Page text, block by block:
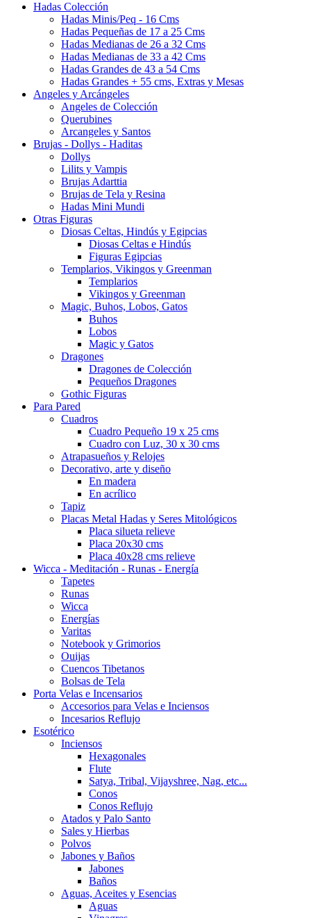
Hadas Colección
Hadas Minis/Peq - 16 Cms
Hadas Pequeñas de 17 a 25 Cms
Hadas Medianas de 26 a 32 Cms
Hadas Medianas de 33 a 42 Cms
Hadas Grandes de 43 a 54 Cms
Hadas Grandes + 55 cms, Extras y Mesas
Angeles y Arcángeles
Angeles de Colección
Querubines
Arcangeles y Santos
Brujas - Dollys - Haditas
Dollys
Lilits y Vampis
Brujas Adarttia
Brujas de Tela y Resina
Hadas Mini Mundi
Otras Figuras
Diosas Celtas, Hindús y Egipcias
Diosas Celtas e Hindús
Figuras Egipcias
Templarios, Vikingos y Greenman
Templarios
Vikingos y Greenman
Magic, Buhos, Lobos, Gatos
Buhos
Lobos
Magic y Gatos
Dragones
Dragones de Colección
Pequeños Dragones
Gothic Figuras
Para Pared
Cuadros
Cuadro Pequeño 19 x 25 cms
Cuadro con Luz, 30 x 30 cms
Atrapasueños y Relojes
Decorativo, arte y diseño
En madera
En acrílico
Tapiz
Placas Metal Hadas y Seres Mitológicos
Placa silueta relieve
Placa 20x30 cms
Placa 40x28 cms relieve
Wicca - Meditación - Runas - Energía
Tapetes
Runas
Wicca
Energías
Varitas
Notebook y Grimorios
Ouijas
Cuencos Tibetanos
Bolsas de Tela
Porta Velas e Incensarios
Accesorios para Velas e Inciensos
Incesarios Reflujo
Esotérico
Inciensos
Hexagonales
Flute
Satya, Tribal, Vijayshree, Nag, etc...
Conos
Conos Reflujo
Atados y Palo Santo
Sales y Hierbas
Polvos
Jabones y Baños
Jabones
Baños
Aguas, Aceites y Esencias
Aguas